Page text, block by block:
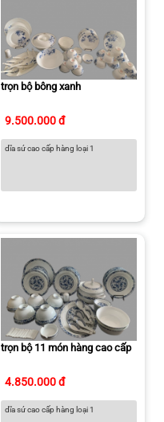
trọn bộ bông xanh
9.500.000 đ
dĩa sứ cao cấp hàng loại 1
trọn bộ 11 món hàng cao cấp
4.850.000 đ
dĩa sứ cao cấp hàng loại 1